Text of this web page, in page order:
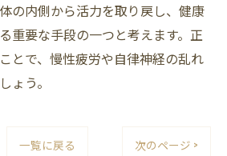
の内側から活力を取り戻し、健康
重要な手段の一つと考えます。正
とで、慢性疲労や自律神経の乱れ
ょう。
一覧に戻る 次のページ >